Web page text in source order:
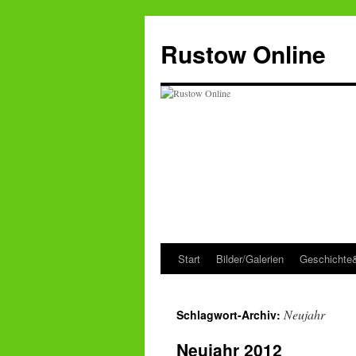
springen
Rustow Online
Start Bilder/Galerien
Schlagwort-Archiv: Neujahr
Neujahr 2012